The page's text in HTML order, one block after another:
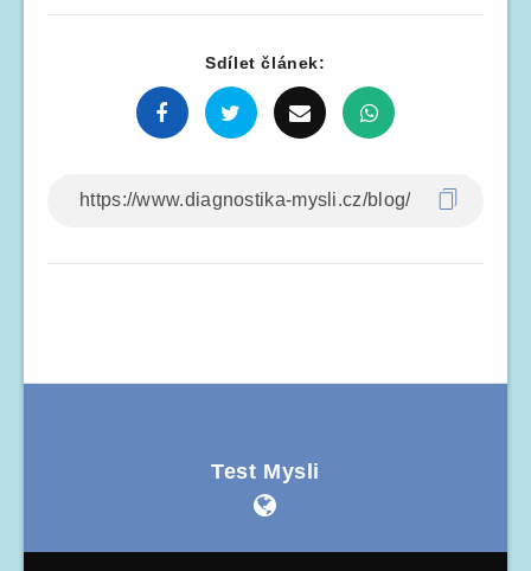
Sdílet článek:
Test Mysli